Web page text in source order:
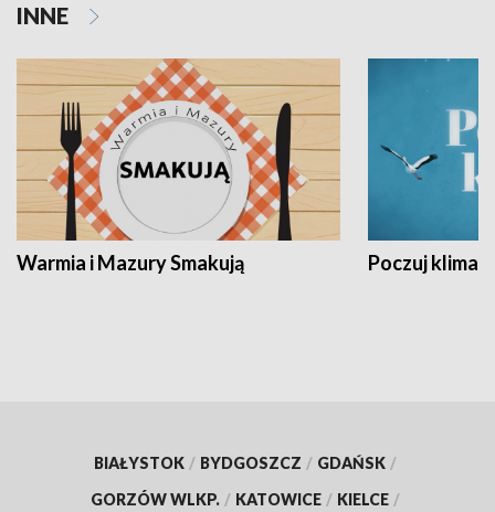
INNE
Warmia i Mazury Smakują Poczuj klimat
BIAŁYSTOK / BYDGOSZCZ / GDAŃSK /
GORZÓW WLKP. / KATOWICE / KIELCE /